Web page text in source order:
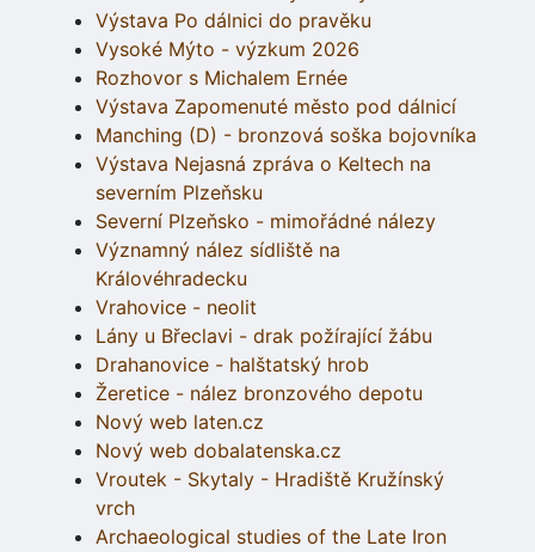
Výstava Po dálnici do pravěku
Vysoké Mýto - výzkum 2026
Rozhovor s Michalem Ernée
Výstava Zapomenuté město pod dálnicí
Manching (D) - bronzová soška bojovníka
Výstava Nejasná zpráva o Keltech na
severním Plzeňsku
Severní Plzeňsko - mimořádné nálezy
Významný nález sídliště na
Královéhradecku
Vrahovice - neolit
Lány u Břeclavi - drak požírající žábu
Drahanovice - halštatský hrob
Žeretice - nález bronzového depotu
Nový web laten.cz
Nový web dobalatenska.cz
Vroutek - Skytaly - Hradiště Kružínský
vrch
Archaeological studies of the Late Iron